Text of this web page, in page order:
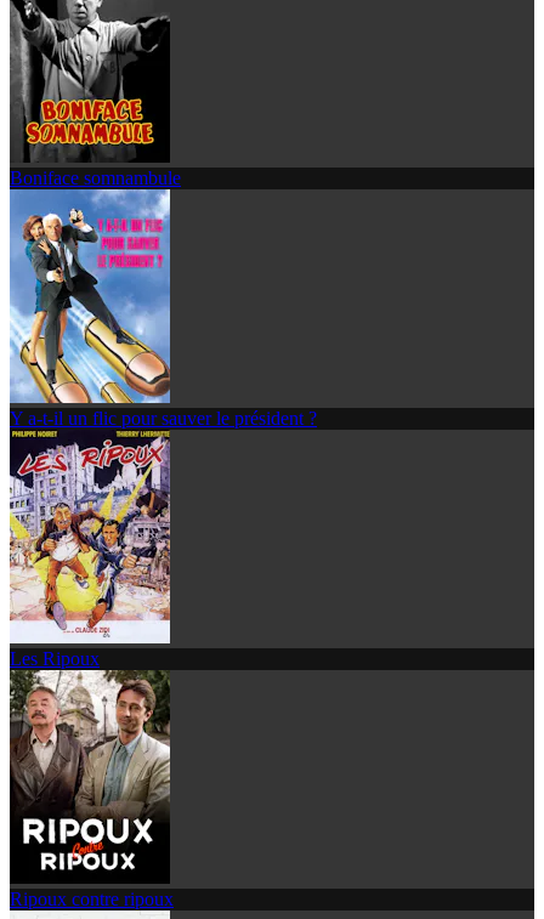
Boniface somnambule
Y a-t-il un flic pour sauver le président ?
Les Ripoux
Ripoux contre ripoux